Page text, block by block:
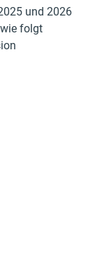
und 2026
folgt